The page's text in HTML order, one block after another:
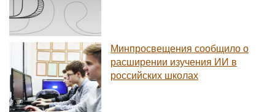
Минпросвещения сообщило о
расширении изучения ИИ в
российских школах